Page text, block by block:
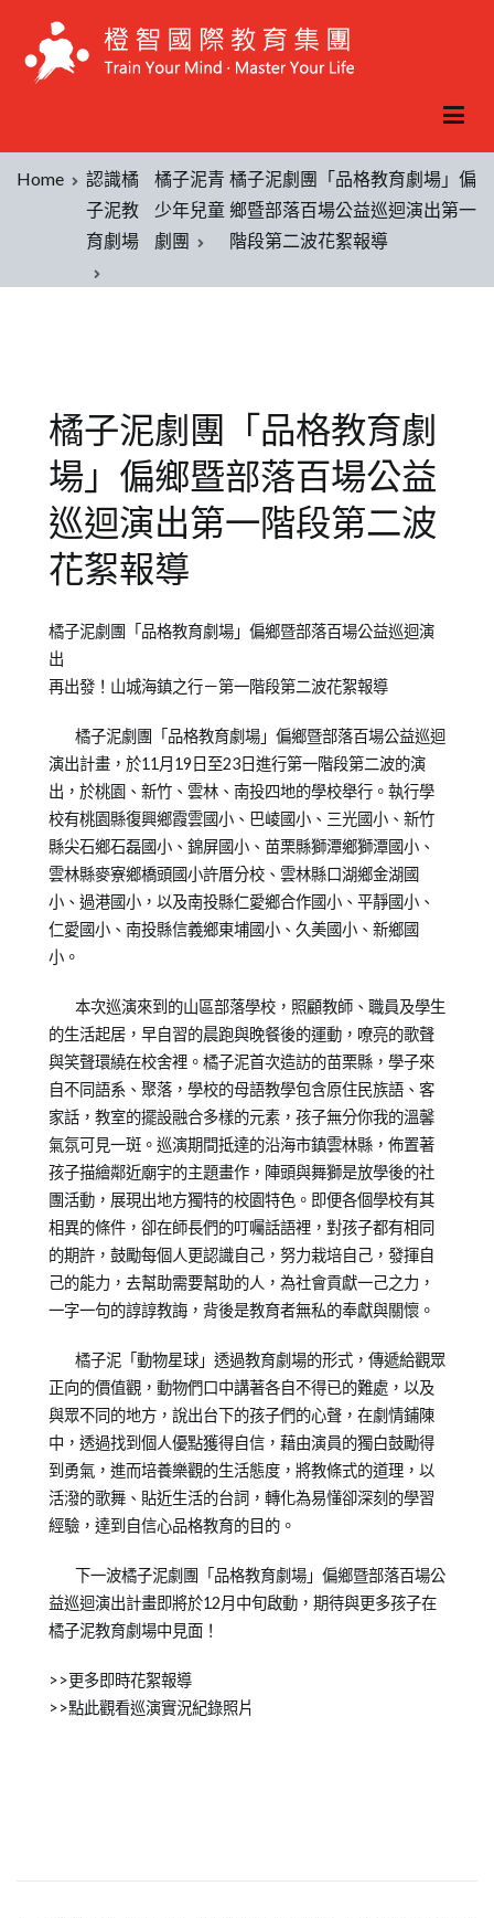
Home
認識橘
子泥教
育劇場
橘子泥青
少年兒童
劇團
橘子泥劇團「品格教育劇場」偏
鄉暨部落百場公益巡迴演出第一
階段第二波花絮報導
橘子泥劇團「品格教育劇
場」偏鄉暨部落百場公益
巡迴演出第一階段第二波
花絮報導
Posted
on
2012-
Posted
in
橘
青
少
年
兒
童
劇
團
橘子泥劇團「品格教育劇場」偏鄉暨部落百場公益巡迴演
出
再出發！山城海鎮之行－第一階段第二波花絮報導
橘子泥劇團「品格教育劇場」偏鄉暨部落百場公益巡迴
演出計畫，於11月19日至23日進行第一階段第二波的演
出，於桃園、新竹、雲林、南投四地的學校舉行。執行學
校有桃園縣復興鄉霞雲國小、巴崚國小、三光國小、新竹
縣尖石鄉石磊國小、錦屏國小、苗栗縣獅潭鄉獅潭國小、
雲林縣麥寮鄉橋頭國小許厝分校、雲林縣口湖鄉金湖國
小、過港國小，以及南投縣仁愛鄉合作國小、平靜國小、
仁愛國小、南投縣信義鄉東埔國小、久美國小、新鄉國
小。
本次巡演來到的山區部落學校，照顧教師、職員及學生
的生活起居，早自習的晨跑與晚餐後的運動，嘹亮的歌聲
與笑聲環繞在校舍裡。橘子泥首次造訪的苗栗縣，學子來
自不同語系、聚落，學校的母語教學包含原住民族語、客
家話，教室的擺設融合多樣的元素，孩子無分你我的溫馨
氣氛可見一斑。巡演期間抵達的沿海市鎮雲林縣，佈置著
孩子描繪鄰近廟宇的主題畫作，陣頭與舞獅是放學後的社
團活動，展現出地方獨特的校園特色。即便各個學校有其
相異的條件，卻在師長們的叮囑話語裡，對孩子都有相同
的期許，鼓勵每個人更認識自己，努力栽培自己，發揮自
己的能力，去幫助需要幫助的人，為社會貢獻一己之力，
一字一句的諄諄教誨，背後是教育者無私的奉獻與關懷。
橘子泥「動物星球」透過教育劇場的形式，傳遞給觀眾
正向的價值觀，動物們口中講著各自不得已的難處，以及
與眾不同的地方，說出台下的孩子們的心聲，在劇情鋪陳
中，透過找到個人優點獲得自信，藉由演員的獨白鼓勵得
到勇氣，進而培養樂觀的生活態度，將教條式的道理，以
活潑的歌舞、貼近生活的台詞，轉化為易懂卻深刻的學習
經驗，達到自信心品格教育的目的。
下一波橘子泥劇團「品格教育劇場」偏鄉暨部落百場公
益巡迴演出計畫即將於12月中旬啟動，期待與更多孩子在
橘子泥教育劇場中見面！
>>更多即時花絮報導
>>點此觀看巡演實況紀錄照片